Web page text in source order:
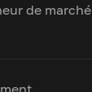
de marché